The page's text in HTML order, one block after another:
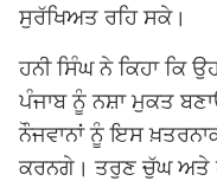
ਸੁਰੱਖਿਅਤ ਰਹਿ ਸਕੇ।
ਹਨੀ ਸਿੰਘ ਨੇ ਕਿਹਾ ਕਿ
ਪੰਜਾਬ ਨੂੰ ਨਸ਼ਾ ਮੁਕਤ
ਨੌਜਵਾਨਾਂ ਨੂੰ ਇਸ
ਕਰਨਗੇ। ਤਰੁਣ ਚੁੱਘ ਅਤੇ